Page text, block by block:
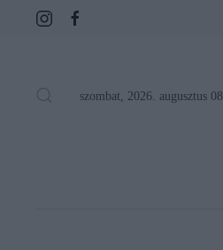
szombat, 2026. augusztus 08.